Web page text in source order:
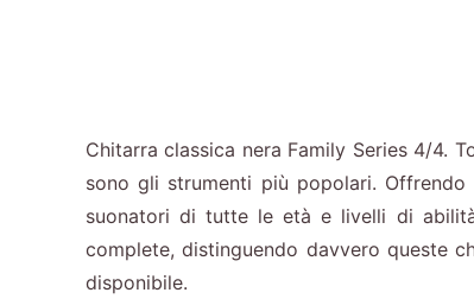
Chitarra classica nera Family Series 4/4.
sono gli strumenti più popolari.
suonatori di tutte le età e livelli di
complete, distinguendo davvero queste
disponibile.